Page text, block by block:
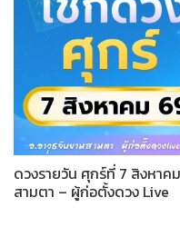
ดวงรายวัน ศุกร์ที่ 7 สิงหาค
สามตา – ผู้ก่อตั้งดวง Live